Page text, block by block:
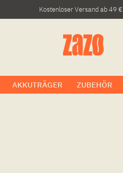
Kostenloser Versand ab 49 €
AKKUTRÄGER ZUBEHÖR